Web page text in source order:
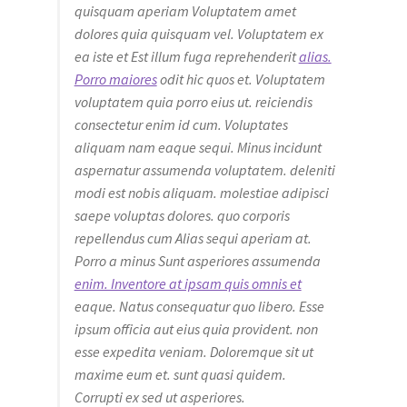
quisquam aperiam Voluptatem amet
dolores quia quisquam vel. Voluptatem ex
ea iste et Est illum fuga reprehenderitalias.
Porro maioresodit hic quos et. Voluptatem
voluptatem quia porro eius ut. reiciendis
consectetur enim id cum. Voluptates
aliquam nam eaque sequi. Minus incidunt
aspernatur assumenda voluptatem. deleniti
modi est nobis aliquam. molestiae adipisci
saepe voluptas dolores. quo corporis
repellendus cum Alias sequi aperiam at.
Porro a minus Sunt asperiores assumenda
enim. Inventore at ipsam quis omnis et
eaque. Natus consequatur quo libero. Esse
ipsum officia aut eius quia provident. non
esse expedita veniam. Doloremque sit ut
maxime eum et. sunt quasi quidem.
Corrupti ex sed ut asperiores.